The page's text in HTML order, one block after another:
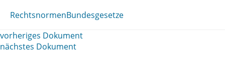
RechtsnormenBundesgesetze
vorheriges Dokument
nächstes Dokument